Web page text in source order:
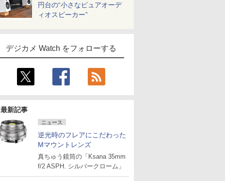
円台の“小さなピュアオーデ
ィオスピーカー”
デジカメ Watch をフォローする
最新記事
ニュース
逆光時のフレアにこだわった
Mマウントレンズ
真ちゅう鏡筒の「Ksana 35mm
f/2 ASPH. シルバークローム」